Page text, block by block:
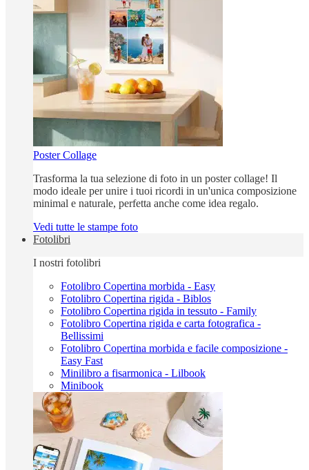
Poster Collage
Trasforma la tua selezione di foto in un poster collage! Il
modo ideale per unire i tuoi ricordi in un'unica composizione
minimal e naturale, perfetta anche come idea regalo.
Vedi tutte le stampe foto
Fotolibri
I nostri fotolibri
Fotolibro Copertina morbida - Easy
Fotolibro Copertina rigida - Biblos
Fotolibro Copertina rigida in tessuto - Family
Fotolibro Copertina rigida e carta fotografica -
Bellissimi
Fotolibro Copertina morbida e facile composizione -
Easy Fast
Minilibro a fisarmonica - Lilbook
Minibook